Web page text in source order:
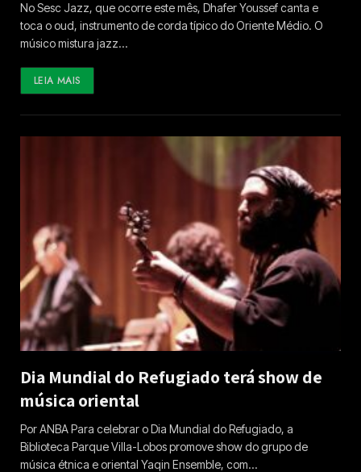
No Sesc Jazz, que ocorre este mês, Dhafer Youssef canta e
toca o oud, instrumento de corda típico do Oriente Médio. O
músico mistura jazz…
LEIA MAIS
Dia Mundial do Refugiado terá show de
música oriental
Por ANBA Para celebrar o Dia Mundial do Refugiado, a
Biblioteca Parque Villa-Lobos promove show do grupo de
música étnica e oriental Yaqin Ensemble, com…